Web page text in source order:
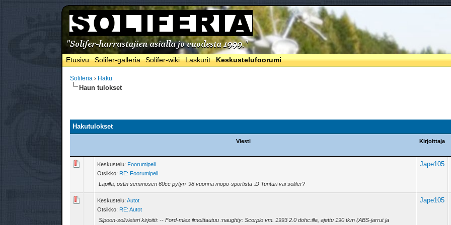
Etusivu Solifer-galleria Solifer-wiki Laskurit Keskustelufoorumi
Soliferia › Haku
Haun tulokset
Hakutulokset
Viesti Kirjoittaja
Keskustelu: Foorumipeli
Otsikko: RE: Foorumipeli
Läpillä, ostin semmosen 60cc pytyn '98 vuonna mopo-sportista :D Tunturi vai solifer?
Jape105
Keskustelu:Autot
Otsikko: RE: Autot
Sipoon-solivieteri kirjoitti: -- Ford-mies ilmoittautuu :naughty: Scorpio vm. 1993 2.0 dohc:illa, ajettu 190 tkm (ABS-jarrut ja
Jape105